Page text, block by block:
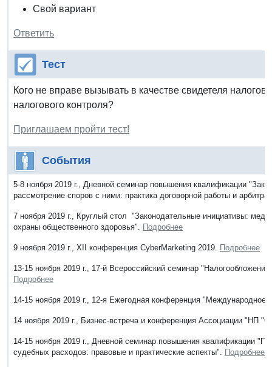
Свой вариант
Ответить
Тест
Кого не вправе вызывать в качестве свидетеля
налогового контроля?
Приглашаем пройти тест!
События
5-8 ноября 2019 г., Дневной семинар повышения квалификации
рассмотрение споров с ними: практика договорной работы и
7 ноября 2019 г., Круглый стол "Законодательные инициативы:
охраны общественного здоровья". Подробнее
9 ноября 2019 г., XII конференция CyberMarketing 2019. Подробнее
13-15 ноября 2019 г., 17-й Всероссийский семинар
Подробнее
14-15 ноября 2019 г., 12-я Ежегодная конференция
14 ноября 2019 г., Бизнес-встреча и конференция Ассоциации
14-15 ноября 2019 г., Дневной семинар повышения квалификации
судебных расходов: правовые и практические аспекты". Подробнее